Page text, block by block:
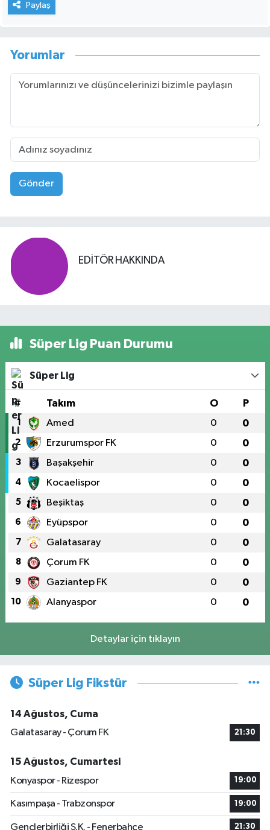
Paylaş
Yorumlar
Gönder
EDITÖR HAKKINDA
Süper Lig Puan Durumu
Süper Lig
# Takım O P
1 Amed 0 0
2 Erzurumspor FK 0 0
3 Başakşehir 0 0
4 Kocaelispor 0 0
5 Beşiktaş 0 0
6 Eyüpspor 0 0
7 Galatasaray 0 0
8 Çorum FK 0 0
9 Gaziantep FK 0 0
10 Alanyaspor 0 0
Detaylar için tıklayın
Süper Lig Fikstür
14 Ağustos, Cuma
Galatasaray - Çorum FK
21:30
15 Ağustos, Cumartesi
Konyaspor - Rizespor
19:00
Kasımpaşa - Trabzonspor 19:00
Gençlerbirliği S.K. - Fenerbahçe 21:30